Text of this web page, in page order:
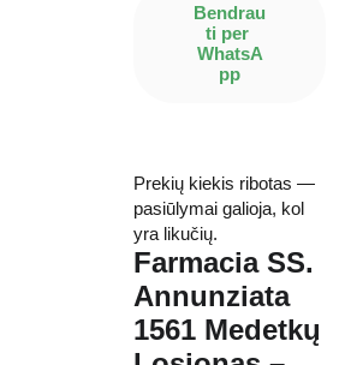
Bendrau
ti per
WhatsA
pp
Prekių kiekis ribotas —
pasiūlymai galioja, kol
yra likučių.
Farmacia SS.
Annunziata
1561 Medetkų